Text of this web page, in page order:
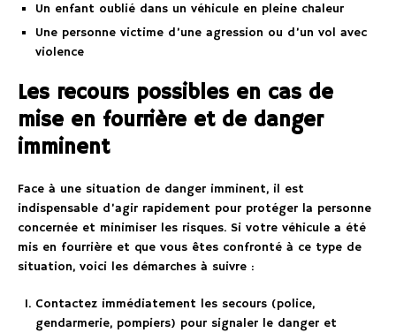
Un enfant oublié dans un véhicule en pleine chaleur
Une personne victime d’une agression ou d’un vol avec
violence
Les recours possibles en cas de
mise en fourrière et de danger
imminent
Face à une situation de danger imminent, il est
indispensable d’agir rapidement pour protéger la personne
concernée et minimiser les risques. Si votre véhicule a été
mis en fourrière et que vous êtes confronté à ce type de
situation, voici les démarches à suivre :
Contactez immédiatement les secours (police,
gendarmerie, pompiers) pour signaler le danger et